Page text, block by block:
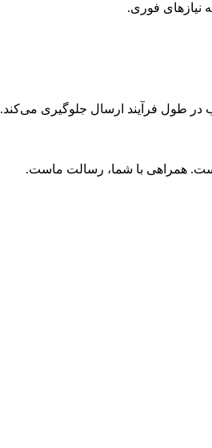
نیازهای فوری.
در طول فرآیند ارسال جلوگیری می‌کند.
همراهی با شما، رسالت ماست.